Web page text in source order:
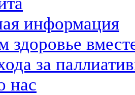
информация
здоровье
за
нас